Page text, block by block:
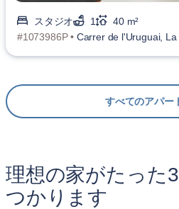
スタジオ 1
40 m²
#1073986P • Carrer de l'Uruguai,
すべてのアパー
理想の家がたった
つかります